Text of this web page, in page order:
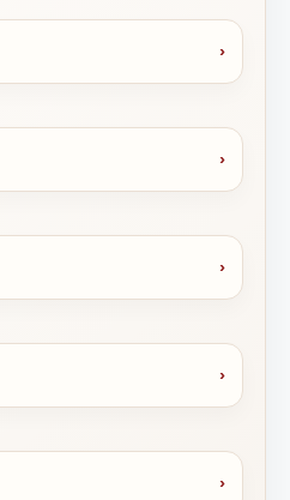
›
›
›
›
›